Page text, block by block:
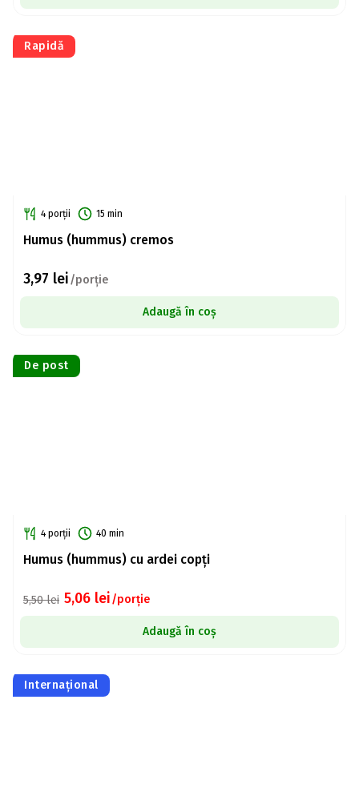
Rapidă
4 porții 15 min
Humus (hummus) cremos
3,97 lei/porție
Adaugă în coș
De post
4 porții 40 min
Humus (hummus) cu ardei copți
5,50lei 5,06 lei/porție
Adaugă în coș
Internațional